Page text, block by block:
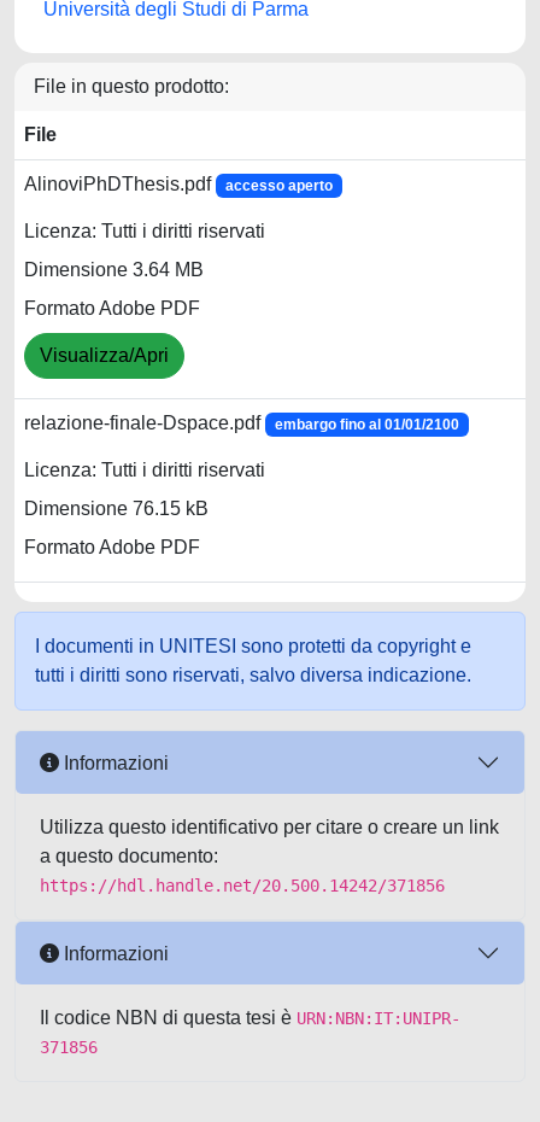
Università degli Studi di Parma
File in questo prodotto:
File
AlinoviPhDThesis.pdf accesso aperto
Licenza: Tutti i diritti riservati
Dimensione 3.64 MB
Formato Adobe PDF
Visualizza/Apri
relazione-finale-Dspace.pdf embargo fino al 01/01/2100
Licenza: Tutti i diritti riservati
Dimensione 76.15 kB
Formato Adobe PDF
I documenti in UNITESI sono protetti da copyright e
tutti i diritti sono riservati, salvo diversa indicazione.
Informazioni
Utilizza questo identificativo per citare o creare un link
a questo documento:
https://hdl.handle.net/20.500.14242/371856
Informazioni
Il codice NBN di questa tesi è URN:NBN:IT:UNIPR-
371856